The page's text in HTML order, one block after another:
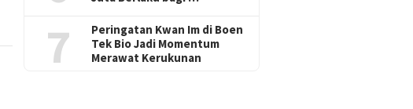
7
Peringatan Kwan Im di Boen
Tek Bio Jadi Momentum
Merawat Kerukunan